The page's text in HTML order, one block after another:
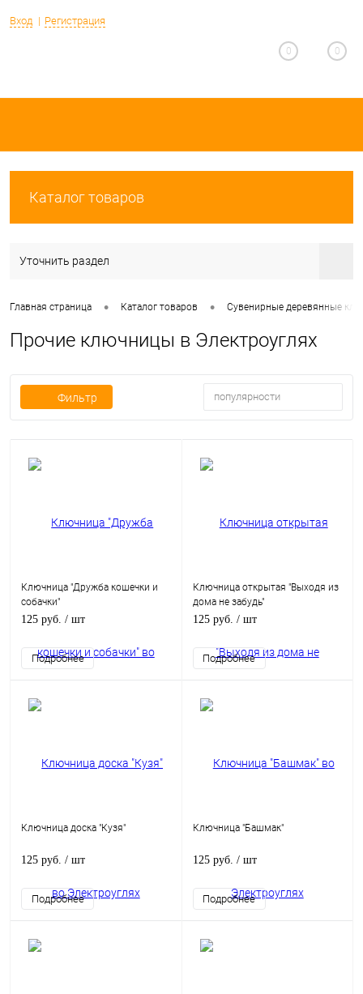
Вход Регистрация
0 0
Каталог товаров
Уточнить раздел
Главная страница • Каталог товаров • Сувенирные деревянные
Прочие ключницы в Электроуглях
Фильтр популярности
Ключница "Дружба кошечки и
собачки"
125 руб. / шт
Подробнее
Ключница открытая "Выходя из
дома не забудь"
125 руб. / шт
Подробнее
Ключница доска "Кузя"
125 руб. / шт
Подробнее
Ключница "Башмак"
125 руб. / шт
Подробнее